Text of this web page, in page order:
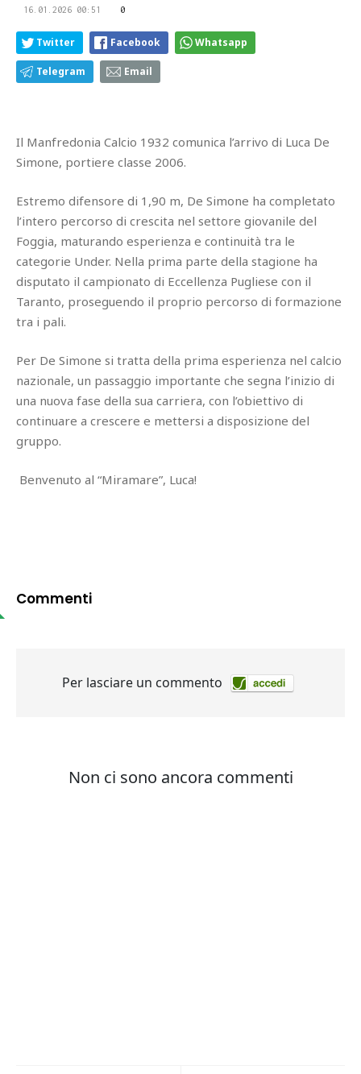
16.01.2026 00:51 0
Twitter Facebook Whatsapp
Telegram Email
Il Manfredonia Calcio 1932 comunica l’arrivo di Luca De
Simone, portiere classe 2006.
Estremo difensore di 1,90 m, De Simone ha completato
l’intero percorso di crescita nel settore giovanile del
Foggia, maturando esperienza e continuità tra le
categorie Under. Nella prima parte della stagione ha
disputato il campionato di Eccellenza Pugliese con il
Taranto, proseguendo il proprio percorso di formazione
tra i pali.
Per De Simone si tratta della prima esperienza nel calcio
nazionale, un passaggio importante che segna l’inizio di
una nuova fase della sua carriera, con l’obiettivo di
continuare a crescere e mettersi a disposizione del
gruppo.
Benvenuto al “Miramare”, Luca!
Commenti